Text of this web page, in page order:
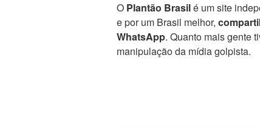
O Plantão Brasilé um site
e por um Brasil melhor,
WhatsApp. Quanto mais gente
manipulação da mídia golpista.